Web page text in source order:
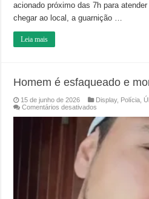
acionado próximo das 7h para
chegar ao local, a guarnição …
Leia mais
Homem é esfaqueado e
15 de junho de 2026 Display, Polícia
Comentários desativados
é
esfaqueado
e
morre
em